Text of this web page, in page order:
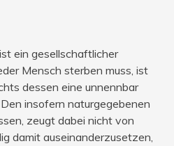
ein gesellschaftlicher
Mensch sterben muss, ist
dessen eine unnennbar
insofern naturgegebenen
zeugt dabei nicht von
damit auseinanderzusetzen,